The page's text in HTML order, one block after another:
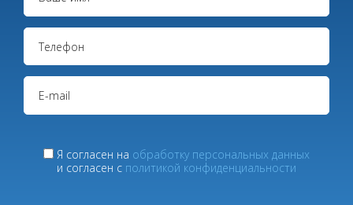
Я согласен на обработку персональных данных
и согласен с политикой конфиденциальности